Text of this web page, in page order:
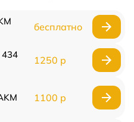
бесплатно
1250 р
1100 р